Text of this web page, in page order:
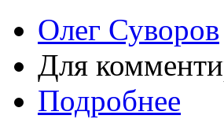
Олег Суворов
Для
Подробнее